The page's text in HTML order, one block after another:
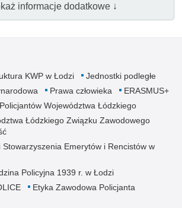
informacje dodatkowe ↓
KWP w Łodzi
Jednostki podległe
Prawa człowieka
ERASMUS+
Województwa Łódzkiego
Łódzkiego Związku Zawodowego
Emerytów i Rencistów w
Policyjna 1939 r. w Łodzi
Etyka Zawodowa Policjanta